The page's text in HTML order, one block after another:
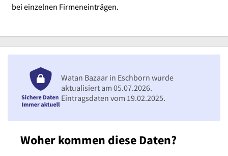
bei einzelnen Firmeneinträgen.
Woher kommen diese Daten?
Watan Bazaar in Eschborn wurde
aktualisiert am 05.07.2026.
Eintragsdaten vom 19.02.2025.